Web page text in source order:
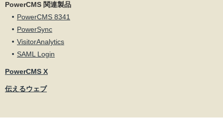
PowerCMS 関連製品
PowerCMS 8341
PowerSync
VisitorAnalytics
SAML Login
PowerCMS X
伝えるウェブ